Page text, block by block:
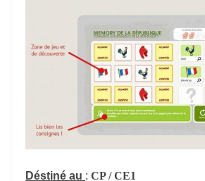
Déstiné au : CP/ CE1